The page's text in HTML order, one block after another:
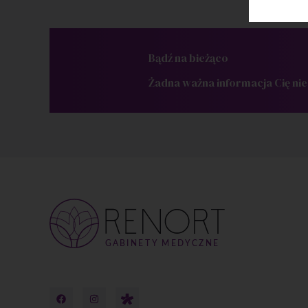
Bądź na bieżąco
Żadna ważna informacja Cię